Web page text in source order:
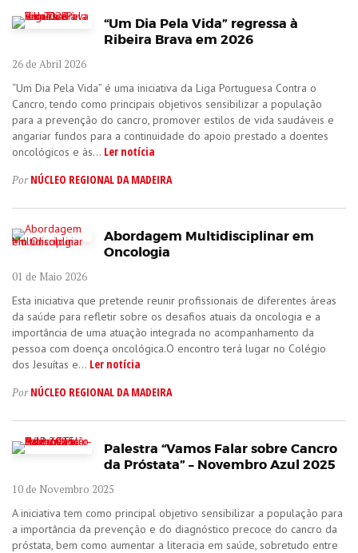
“Um Dia Pela Vida” regressa à
Ribeira Brava em 2026
26 de Abril 2026
“Um Dia Pela Vida” é uma iniciativa da Liga Portuguesa Contra o
Cancro, tendo como principais objetivos sensibilizar a população
para a prevenção do cancro, promover estilos de vida saudáveis e
angariar fundos para a continuidade do apoio prestado a doentes
oncológicos e às... Ler notícia
PorNÚCLEO REGIONAL DA MADEIRA
Abordagem Multidisciplinar em
Oncologia
01 de Maio 2026
Esta iniciativa que pretende reunir profissionais de diferentes áreas
da saúde para refletir sobre os desafios atuais da oncologia e a
importância de uma atuação integrada no acompanhamento da
pessoa com doença oncológica.O encontro terá lugar no Colégio
dos Jesuítas e... Ler notícia
PorNÚCLEO REGIONAL DA MADEIRA
Palestra “Vamos Falar sobre Cancro
da Próstata” – Novembro Azul 2025
10 de Novembro 2025
A iniciativa tem como principal objetivo sensibilizar a população para
a importância da prevenção e do diagnóstico precoce do cancro da
próstata, bem como aumentar a literacia em saúde, sobretudo entre